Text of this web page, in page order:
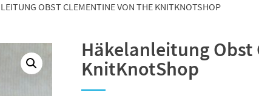
OBST CLEMENTINE VON THE KNITKNOTSHOP
Häkelanleitung Obst
KnitKnotShop